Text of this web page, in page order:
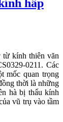
hấp
từ kính thiên văn
0211. Các
mốc quan trọng
thời là những
hà bị thấu kính
vũ trụ vào tầm